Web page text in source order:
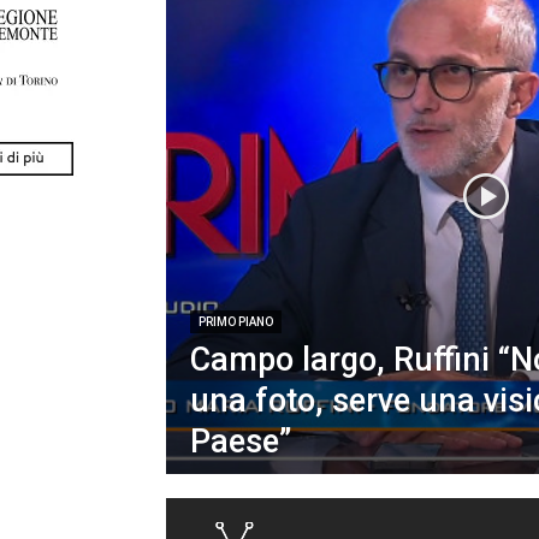
PRIMO PIANO
Campo largo, Ruffini
una foto, serve una
Paese”